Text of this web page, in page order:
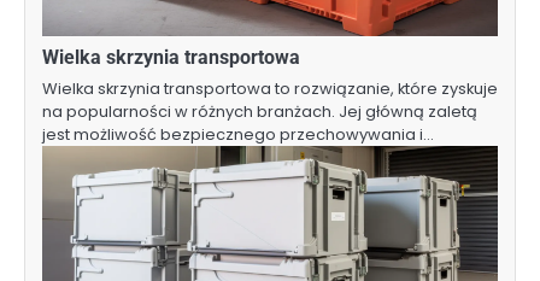
Wielka skrzynia transportowa
Wielka skrzynia transportowa to rozwiązanie, które zyskuje
na popularności w różnych branżach. Jej główną zaletą
jest możliwość bezpiecznego przechowywania i…